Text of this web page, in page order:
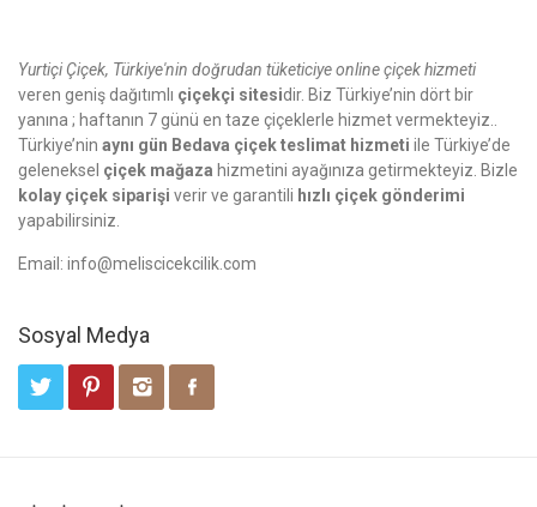
Yurtiçi Çiçek, Türkiye'nin doğrudan tüketiciye online çiçek hizmeti
veren geniş dağıtımlı çiçekçi sitesidir. Biz Türkiye’nin dört bir
yanına ; haftanın 7 günü en taze çiçeklerle hizmet vermekteyiz..
Türkiye’nin aynı gün Bedava çiçek teslimat hizmeti ile Türkiye’de
geleneksel çiçek mağaza hizmetini ayağınıza getirmekteyiz. Bizle
kolay çiçek siparişi verir ve garantili hızlı çiçek gönderimi
yapabilirsiniz.
Email: info@meliscicekcilik.com
Sosyal Medya